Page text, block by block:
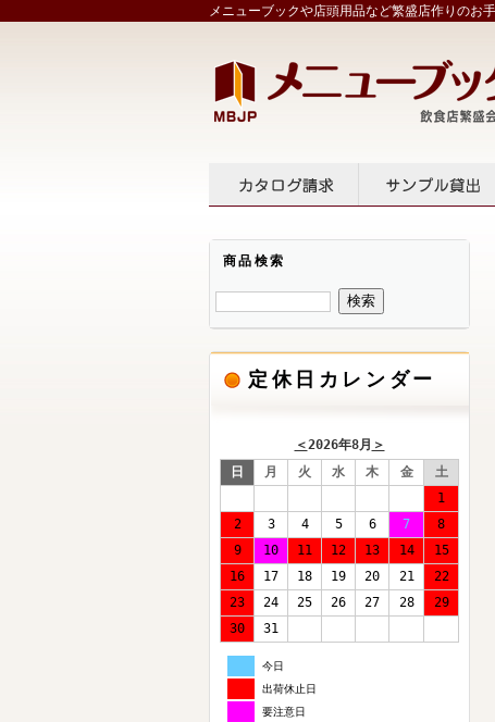
メニューブックや店頭用品など繁盛店作りの
商品検索
定休日カレンダー
＜2026年8月 ＞
日
月 火 水 木 金
土
1
2
3 4 5 6 7
8
9
10 11 12 13 14
15
16
17 18 19 20 21
22
23
24 25 26 27 28
29
30
31
今日
出荷休止日
要注意日